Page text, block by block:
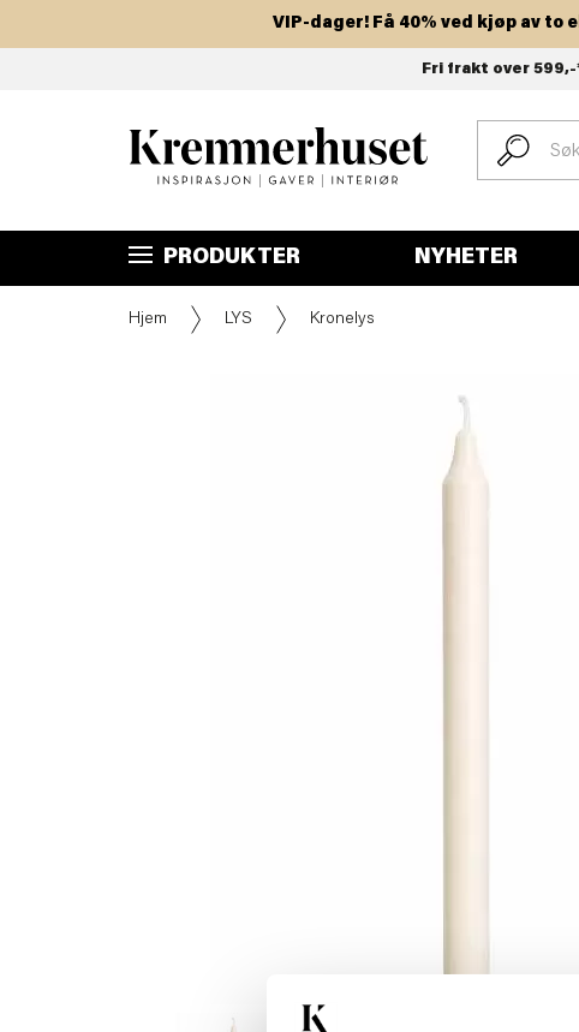
Hopp
VIP-dager! Få 40% ved kjøp av to
Fri frakt over 599,-
PRODUKTER NYHETER
Hjem LYS Kronelys